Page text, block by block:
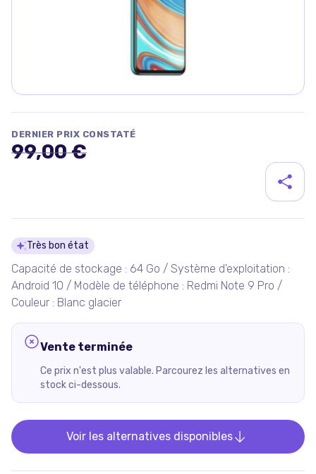
DERNIER PRIX CONSTATÉ
99,00 €
Détails du produit
Très bon état
Capacité de stockage : 64 Go / Système d'exploitation :
Android 10 / Modèle de téléphone : Redmi Note 9 Pro /
Couleur : Blanc glacier
Vente terminée
Ce prix n'est plus valable. Parcourez les alternatives en
stock ci-dessous.
Voir les alternatives disponibles